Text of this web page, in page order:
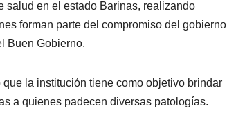
salud en el estado Barinas, realizando
forman parte del compromiso del gobierno
Buen Gobierno.
la institución tiene como objetivo brindar
a quienes padecen diversas patologías.